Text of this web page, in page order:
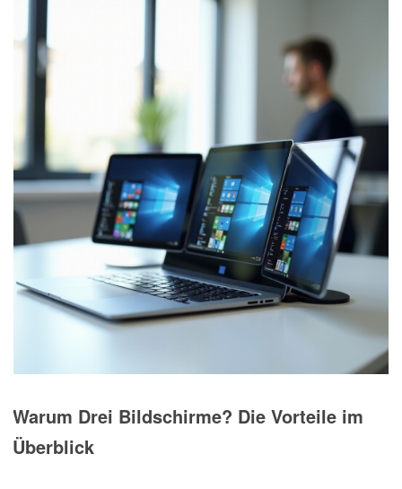
Warum Drei Bildschirme? Die Vorteile im
Überblick